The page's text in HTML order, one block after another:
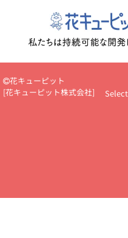
いのマナー
定年退職祝いの
花キューピットのお
彩心理学」で選ぶ方法
結婚
ール
新築引っ越し祝いコラム
場上司や先輩へ贈るお祝い花
あり)
花キューピット×専門
花キューピット
[花キューピット株式会社]